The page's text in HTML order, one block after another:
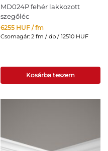
MD024P fehér lakkozott
szegőléc
6255 HUF / fm
Csomagár: 2 fm / db / 12510 HUF
Kosárba teszem